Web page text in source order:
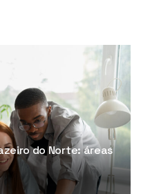
do Norte: áreas